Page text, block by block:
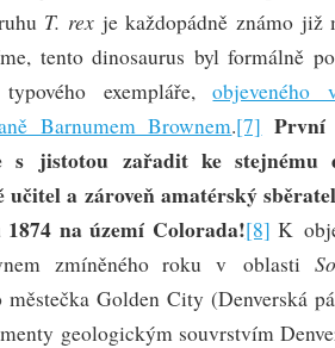
T. rexje každopádně známo již
tento dinosaurus byl formálně
typového exempláře,
Barnumem Brownem.[7] První
s jistotou zařadit ke stejnému
učitel a zároveň amatérský
na území Colorada![8] K
zmíněného roku v oblasti
městečka Golden City (Denverská
geologickým souvrstvím